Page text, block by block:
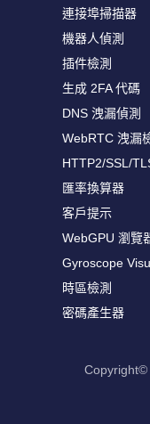
連接埠掃描器
機器人偵測
插件檢測
生成 2FA 代碼
DNS 洩漏偵測
WebRTC 洩漏
HTTP2/SSL/
匯率換算器
客戶提示
WebGPU 瀏覽
Gyroscope
時區檢測
密碼產生器
Copyright©